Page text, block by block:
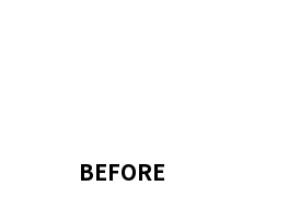
BEFORE